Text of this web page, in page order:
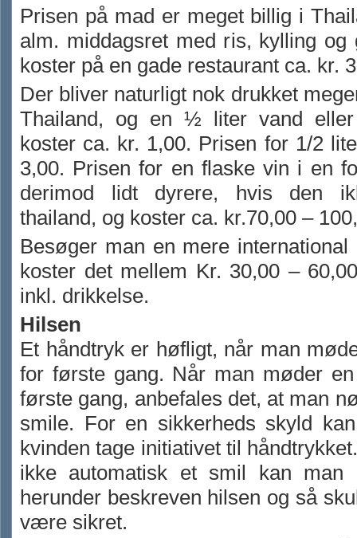
Prisen på mad er meget billig i
alm. middagsret med ris, kylling og
koster på en gade restaurant ca. kr.
Der bliver naturligt nok drukket
Thailand, og en ½ liter vand eller
koster ca. kr. 1,00. Prisen for 1/2
3,00. Prisen for en flaske vin i en
derimod lidt dyrere, hvis den
thailand, og koster ca. kr.70,00 –
Besøger man en mere international
koster det mellem Kr. 30,00 –
inkl. drikkelse.
Hilsen
Et håndtryk er høfligt, når man
for første gang. Når man møder
første gang, anbefales det, at man
smile. For en sikkerheds skyld
kvinden tage initiativet til
ikke automatisk et smil kan man
herunder beskreven hilsen og så
være sikret.